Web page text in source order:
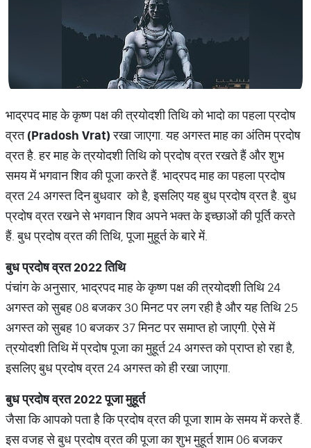
भाद्रपद मा​ह के कृष्ण पक्ष की त्रयोदशी तिथि को भादो का पहला प्रदोष
व्रत(Pradosh Vrat)रखा जाएगा. यह अगस्त माह का अंतिम प्रदोष
व्रत है. हर माह के त्रयोदशी तिथि को प्रदोष व्रत रखते हैं और शुभ
समय में भगवान शिव की पूजा करते हैं. भाद्रपद माह का पहला प्रदोष
व्रत 24 अगस्त दिन बुधवार को है, इसलिए यह बुध प्रदोष व्रत है. बुध
प्रदोष व्रत रखने से भगवान शिव अपने भक्त के इच्छाओं की पूर्ति करते
हैं. बुध प्रदोष व्रत की तिथि, पूजा मुहूर्त के बारे में.
बुध प्रदोष व्रत2022तिथि
पंचांग के अनुसार, भाद्रपद माह के कृष्ण पक्ष की त्रयोदशी तिथि 24
अगस्त को सुबह 08 बजकर 30 मिनट पर लग रही है और यह तिथि 25
अगस्त को सुबह 10 बजकर 37 मिनट पर समाप्त हो जाएगी. ऐसे में
त्रयोदशी तिथि में प्रदोष पूजा का मुहूर्त 24 अगस्त को प्राप्त हो रहा है,
इसलिए बुध प्रदोष व्रत 24 अगस्त को ही रखा जाएगा.
बुध प्रदोष व्रत2022पूजा मुहूर्त
जैसा कि आपको पता है कि प्रदोष व्रत की पूजा शाम के समय में करते हैं.
इस वजह से बुध प्रदोष व्रत की पूजा का शुभ मुहूर्त शाम 06 बजकर